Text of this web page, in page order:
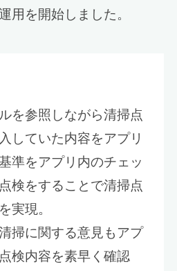
用を開始しました。
を参照しながら清掃点
していた内容をアプリ
準をアプリ内のチェッ
検をすることで清掃点
実現。
掃に関する意見もアプ
検内容を素早く確認